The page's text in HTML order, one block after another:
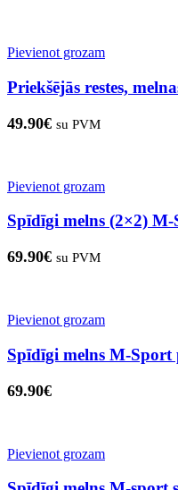
Pievienot grozam
Priekšējās restes,
49.90€ su PVM
Pievienot grozam
Spīdīgi melns (2×2)
69.90€ su PVM
Pievienot grozam
Spīdīgi melns M-Sport
69.90€
Pievienot grozam